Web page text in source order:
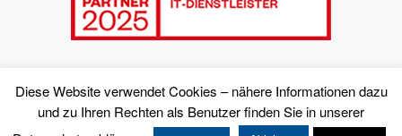
Diese Website verwendet Cookies – nähere Informationen dazu
und zu Ihren Rechten als Benutzer finden Sie in unserer